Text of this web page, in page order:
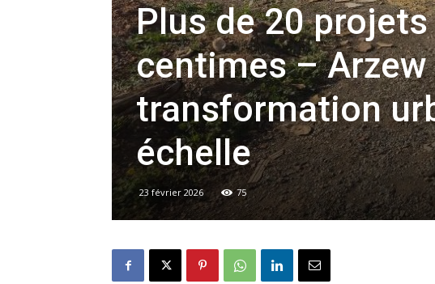
Plus de 20
centimes – Arzew
transformation
échelle
23 février 2026 75